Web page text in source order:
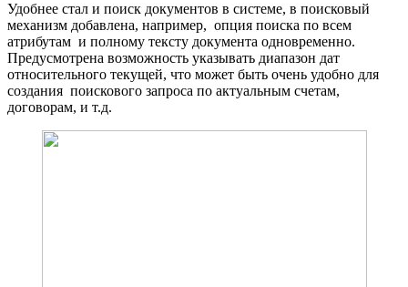
Удобнее стал и поиск документов в системе, в поисковый
механизм добавлена, например, опция поиска по всем
атрибутам и полному тексту документа одновременно.
Предусмотрена возможность указывать диапазон дат
относительного текущей, что может быть очень удобно для
создания поискового запроса по актуальным счетам,
договорам, и т.д.